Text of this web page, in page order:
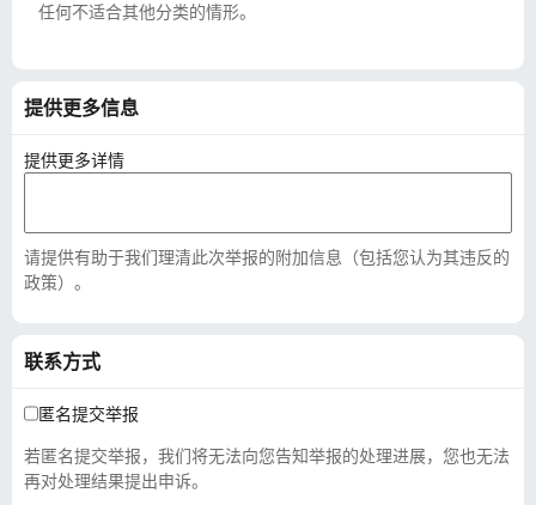
任何不适合其他分类的情形。
提供更多信息
提供更多详情
请提供有助于我们理清此次举报的附加信息（包括您认为其违反的
政策）。
联系方式
匿名提交举报
若匿名提交举报，我们将无法向您告知举报的处理进展，您也无法
再对处理结果提出申诉。